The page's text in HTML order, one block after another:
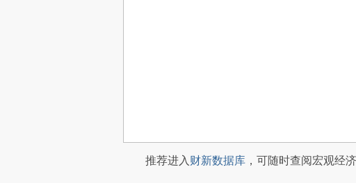
推荐进入财新数据库 ，可随时查阅宏观经